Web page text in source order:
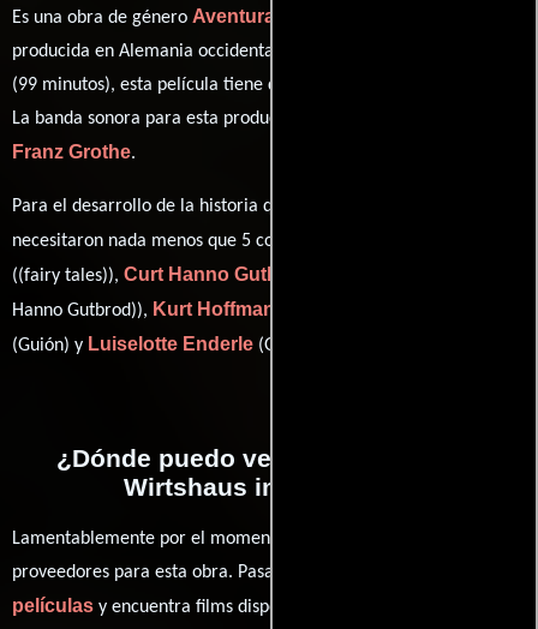
Es una obra de género Aventura
producida en Alemania occidental. Con una duración de 1h 39m
(99 minutos), esta película tiene diálogos originales en
La banda sonora para esta producción ha sido compuesta por
Franz Grothe.
Para el desarrollo de la historia que cuenta esta obra, se
necesitaron nada menos que 5 colaboraciones.
((fairy tales)), Curt Hanno Gutbrod
Hanno Gutbrod)), Kurt Hoffmann
(Guión) y Luiselotte Enderle (Guión).
¿Dónde puedo ver la películas Das
Wirtshaus im Spessart?
Lamentablemente por el momento no contamos con enlaces a
proveedores para esta obra. Pasa por nuestro catálogo de
películas y encuentra films disponibles. También puedes